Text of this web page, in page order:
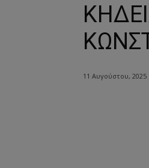
11 Αυγούστου, 2025